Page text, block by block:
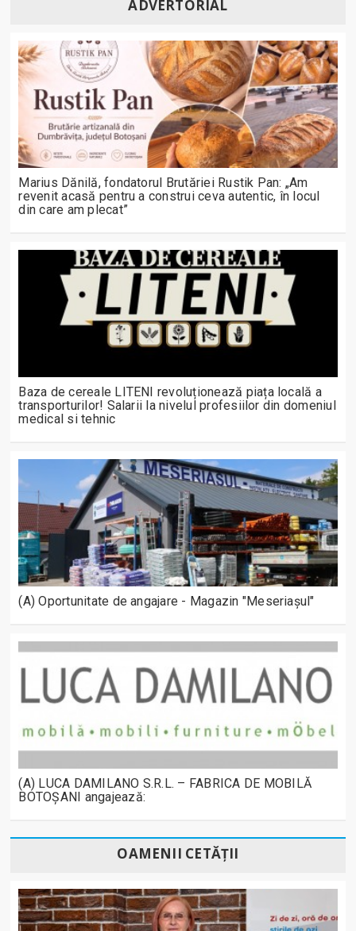
ADVERTORIAL
Marius Dănilă, fondatorul Brutăriei Rustik Pan: „Am
revenit acasă pentru a construi ceva autentic, în locul
din care am plecat”
Baza de cereale LITENI revoluționează piața locală a
transporturilor! Salarii la nivelul profesiilor din domeniul
medical si tehnic
(A) Oportunitate de angajare - Magazin "Meseriașul"
(A) LUCA DAMILANO S.R.L. – FABRICA DE MOBILĂ
BOTOȘANI angajează:
OAMENII CETĂȚII